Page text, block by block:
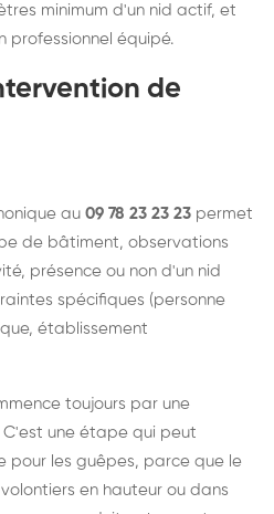
minimum d'un nid actif, et
professionnel équipé.
de
au 09 78 23 23 23 permet
de bâtiment, observations
présence ou non d'un nid
spécifiques (personne
établissement
toujours par une
C'est une étape qui peut
pour les guêpes, parce que le
en hauteur ou dans